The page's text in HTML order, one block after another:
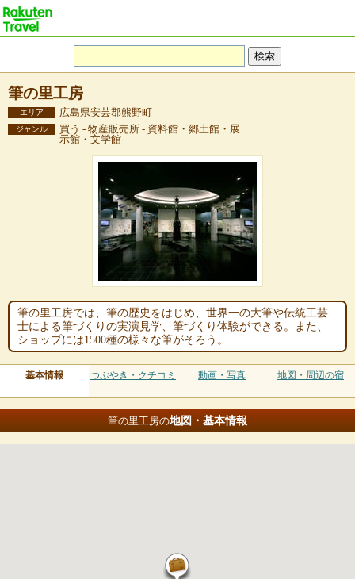
筆の里工房
エリア 広島県安芸郡熊野町
ジャンル
買う - 物産販売所 - 資料館・郷土館・展
示館・文学館
筆の里工房では、筆の歴史をはじめ、世界一の大筆や伝統工芸
士による筆づくりの実演見学、筆づくり体験ができる。また、
ショップには1500種の様々な筆がそろう。
基本情報 つぶやき・クチコミ 動画・写真 地図・周辺の宿
筆の里工房の地図・基本情報